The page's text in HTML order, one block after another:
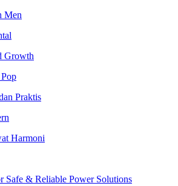
Men
Growth
Praktis
Harmoni
Safe & Reliable Power Solutions